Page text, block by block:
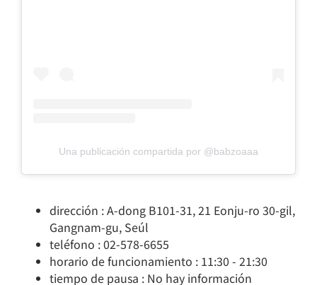
Una publicación compartida por @babzoaaa
dirección : A-dong B101-31, 21 Eonju-ro 30-gil,
Gangnam-gu, Seúl
teléfono : 02-578-6655
horario de funcionamiento : 11:30 - 21:30
tiempo de pausa : No hay información